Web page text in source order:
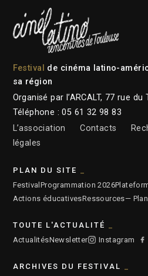
Festival de cinéma latino-
sa région
Organisé par l’ARCALT, 77 rue
Téléphone : 05 61 32 98 83
L’association
Contacts
légales
PLAN DU SITE
Festival Programmation 2026
Actions éducativesRessources—
TOUTE L'ACTUALITÉ
ActualitésNewsletter Instagram
ARCHIVES DU FESTIVAL